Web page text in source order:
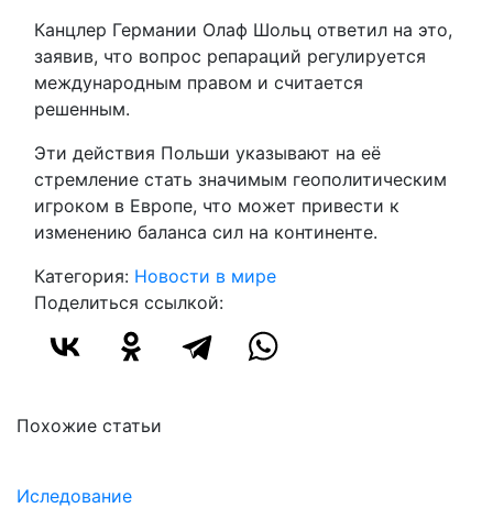
Канцлер Германии Олаф Шольц ответил на это,
заявив, что вопрос репараций регулируется
международным правом и считается
решенным.
Эти действия Польши указывают на её
стремление стать значимым геополитическим
игроком в Европе, что может привести к
изменению баланса сил на континенте.
Категория: Новости в мире
Поделиться ссылкой:
Похожие статьи
Иследование